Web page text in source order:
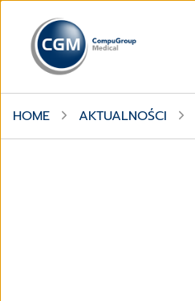
HOME AKTUALNOŚCI